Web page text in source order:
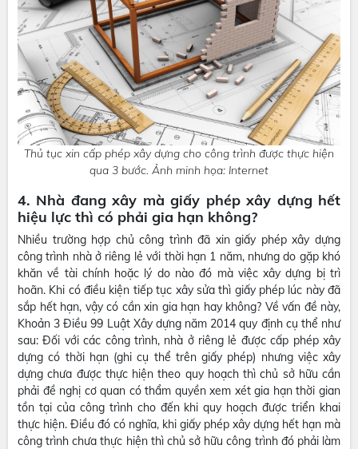
Thủ tục xin cấp phép xây dựng cho công trình được thực hiện
qua 3 bước. Ảnh minh họa: Internet
4. Nhà đang xây mà giấy phép xây dựng hết
hiệu lực thì có phải gia hạn không?
Nhiều trường hợp chủ công trình đã xin giấy phép xây dựng
công trình nhà ở riêng lẻ với thời hạn 1 năm, nhưng do gặp khó
khăn về tài chính hoặc lý do nào đó mà việc xây dựng bị trì
hoãn. Khi có điều kiện tiếp tục xây sửa thì giấy phép lúc này đã
sắp hết hạn, vậy có cần xin gia hạn hay không? Về vấn đề này,
Khoản 3 Điều 99 Luật Xây dựng năm 2014 quy định cụ thể như
sau: Đối với các công trình, nhà ở riêng lẻ được cấp phép xây
dựng có thời hạn (ghi cụ thể trên giấy phép) nhưng việc xây
dựng chưa được thực hiện theo quy hoạch thì chủ sở hữu cần
phải đề nghị cơ quan có thẩm quyền xem xét gia hạn thời gian
tồn tại của công trình cho đến khi quy hoạch được triển khai
thực hiện. Điều đó có nghĩa, khi giấy phép xây dựng hết hạn mà
công trình chưa thực hiện thì chủ sở hữu công trình đó phải làm